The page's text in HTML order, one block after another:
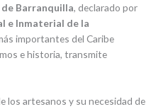
de Barranquilla, declarado por
e Inmaterial de la
importantes del Caribe
e historia, transmite
los artesanos y su necesidad de